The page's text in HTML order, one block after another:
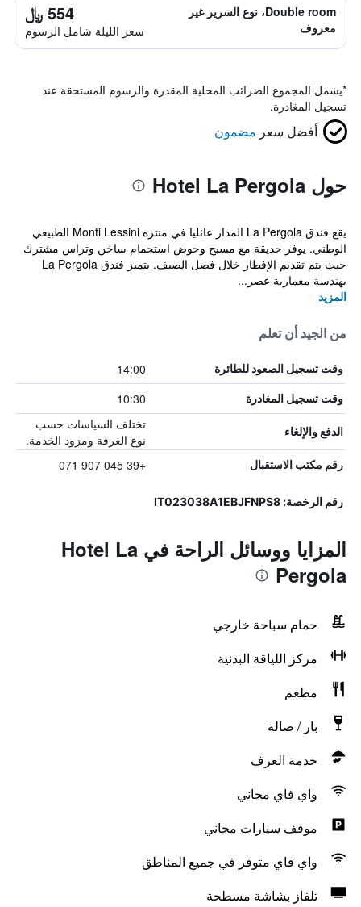
Double room، نوع السرير غير
معروف
554 ﷼
سعر الليلة شامل الرسوم
*يشمل المجموع الضرائب المحلية المقدرة والرسوم المستحقة عند
تسجيل المغادرة.
أفضل سعر مضمون
حول Hotel La Pergola
يقع فندق La Pergola المدار عائليا في منتزه Monti Lessini الطبيعي
الوطني. يوفر حديقة مع مسبح وحوض استحمام ساخن وتراس مشترك
حيث يتم تقديم الإفطار خلال فصل الصيف. يتميز فندق La Pergola
بهندسة معمارية عصر...
المزيد
من الجيد أن تعلم
وقت تسجيل الصعود للطائرة 14:00
وقت تسجيل المغادرة 10:30
الدفع والإلغاء
تختلف السياسات حسب
نوع الغرفة ومزود الخدمة.
رقم مكتب الاستقبال +39 045 907 071
رقم الرخصة: IT023038A1EBJFNPS8
المزايا ووسائل الراحة في Hotel La
Pergola
حمام سباحة خارجي
مركز اللياقة البدنية
مطعم
بار / صالة
خدمة الغرف
واي فاي مجاني
موقف سيارات مجاني
واي فاي متوفر في جميع المناطق
تلفاز بشاشة مسطحة